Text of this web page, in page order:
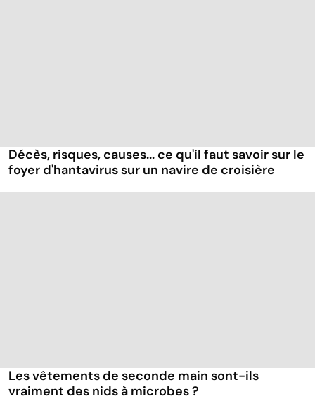
Décès, risques, causes... ce qu'il faut savoir sur le
foyer d'hantavirus sur un navire de croisière
Les vêtements de seconde main sont-ils
vraiment des nids à microbes ?